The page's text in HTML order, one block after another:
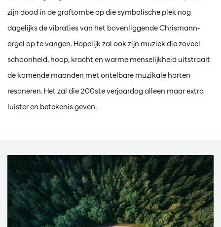
zijn dood in de graftombe op die symbolische plek nog
dagelijks de vibraties van het bovenliggende Chrismann-
orgel op te vangen. Hopelijk zal ook zijn muziek die zoveel
schoonheid, hoop, kracht en warme menselijkheid uitstraalt
de komende maanden met ontelbare muzikale harten
resoneren. Het zal die 200ste verjaardag alleen maar extra
luister en betekenis geven.